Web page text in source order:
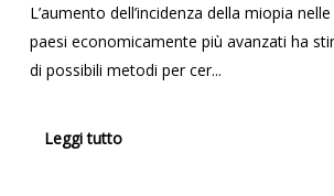
L’aumento dell’incidenza della miopia
paesi economicamente più avanzati ha
di possibili metodi per cer...
Leggi tutto